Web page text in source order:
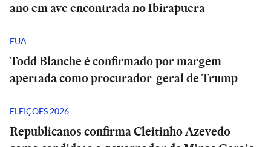
ano em ave encontrada no Ibirapuera
EUA
Todd Blanche é confirmado por margem
apertada como procurador-geral de Trump
ELEIÇÕES 2026
Republicanos confirma Cleitinho Azevedo